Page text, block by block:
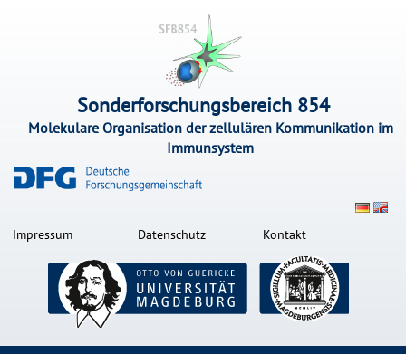
Sonderforschungsbereich 854
Molekulare Organisation der zellulären Kommunikation im
Immunsystem
Kontakt
Datenschutz
Impressum